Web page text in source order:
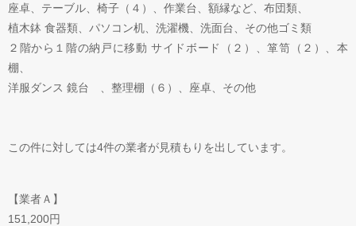
座卓、テーブル、椅子（４）、作業台、額縁など、布団類、
植木鉢 食器類、パソコン机、洗濯機、洗面台、その他ゴミ類
２階から１階の納戸に移動 サイドボード（２）、箪笥（２）、本
棚、
洋服ダンス 鏡台 、整理棚（６）、座卓、その他
この件に対しては4件の業者が見積もりを出しています。
【業者Ａ】
151,200円